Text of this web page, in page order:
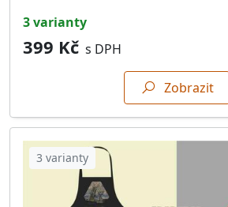
3 varianty
399 Kč s DPH
Zobrazit
3 varianty